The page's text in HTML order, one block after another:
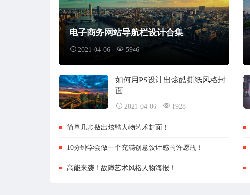
电子商务网站导航栏设计合集
2021-04-06 5946
如何用PS设计出炫酷撕纸风格封
面
2021-04-06 1928
简单几步做出炫酷人物艺术封面！
10分钟学会做一个充满创意设计感的许愿瓶！
高能来袭！故障艺术风格人物海报！